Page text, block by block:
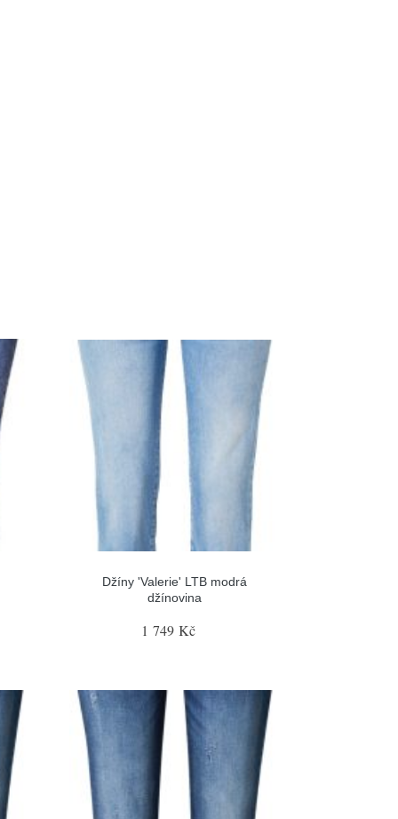
Džíny 'Valerie' LTB modrá
džínovina
1 749 Kč